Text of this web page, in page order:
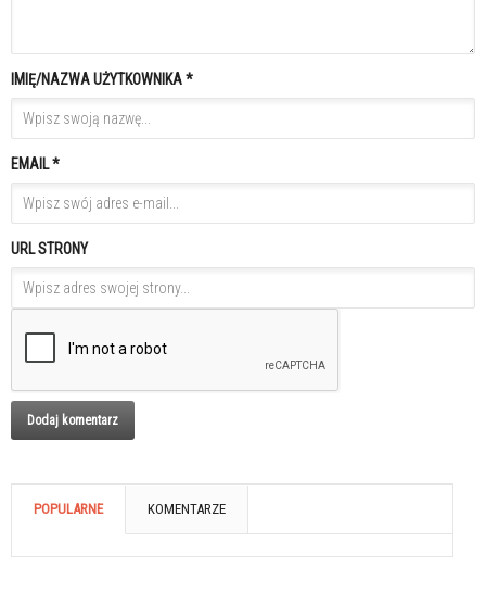
IMIĘ/NAZWA UŻYTKOWNIKA *
EMAIL *
URL STRONY
POPULARNE KOMENTARZE